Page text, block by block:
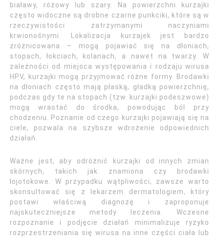
białawy, różowy lub szary. Na powierzchni kurzajki
często widoczne są drobne czarne punkciki, które są w
rzeczywistości zatrzymanymi naczyniami
krwionośnymi. Lokalizacja kurzajek jest bardzo
zróżnicowana – mogą pojawiać się na dłoniach,
stopach, łokciach, kolanach, a nawet na twarzy. W
zależności od miejsca występowania i rodzaju wirusa
HPV, kurzajki mogą przyjmować różne formy. Brodawki
na dłoniach często mają płaską, gładką powierzchnię,
podczas gdy te na stopach (tzw. kurzajki podeszwowe)
mogą wrastać do środka, powodując ból przy
chodzeniu. Poznanie od czego kurzajki pojawiają się na
ciele, pozwala na szybsze wdrożenie odpowiednich
działań.
Ważne jest, aby odróżnić kurzajki od innych zmian
skórnych, takich jak znamiona czy brodawki
łojotokowe. W przypadku wątpliwości, zawsze warto
skonsultować się z lekarzem dermatologiem, który
postawi właściwą diagnozę i zaproponuje
najskuteczniejsze metody leczenia. Wczesne
rozpoznanie i podjęcie działań minimalizuje ryzyko
rozprzestrzeniania się wirusa na inne części ciała lub